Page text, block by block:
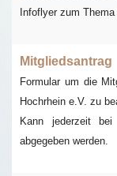
Unser Radio
Therapiebegleitung
Videos
Downloads
Infoflyer zum
Mitgliedsantrag
Formular um die
Hochrhein e.V. zu
Kann jederzeit
abgegeben werden.